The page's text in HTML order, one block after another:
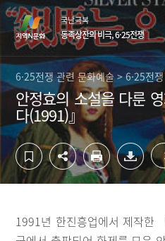
컨
영
역
바
가
하
역
바
로
기
국난극복
동족상잔의 비극, 6·25전쟁
6·25전쟁 관련 문화예술 > 6·25전
안정효의 소설을 다룬
다(1991)』
1991년 한진흥업에서 제작한